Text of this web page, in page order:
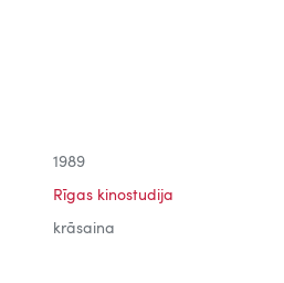
1989
Rīgas kinostudija
krāsaina